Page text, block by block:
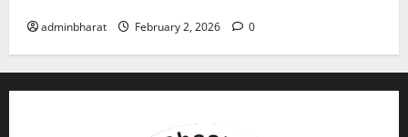
adminbharat February 2, 2026 0